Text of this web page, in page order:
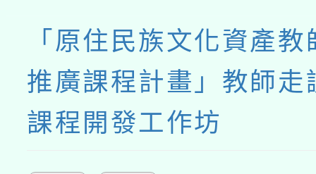
「原住民族文化資產
推廣課程計畫」教師走
課程開發工作坊